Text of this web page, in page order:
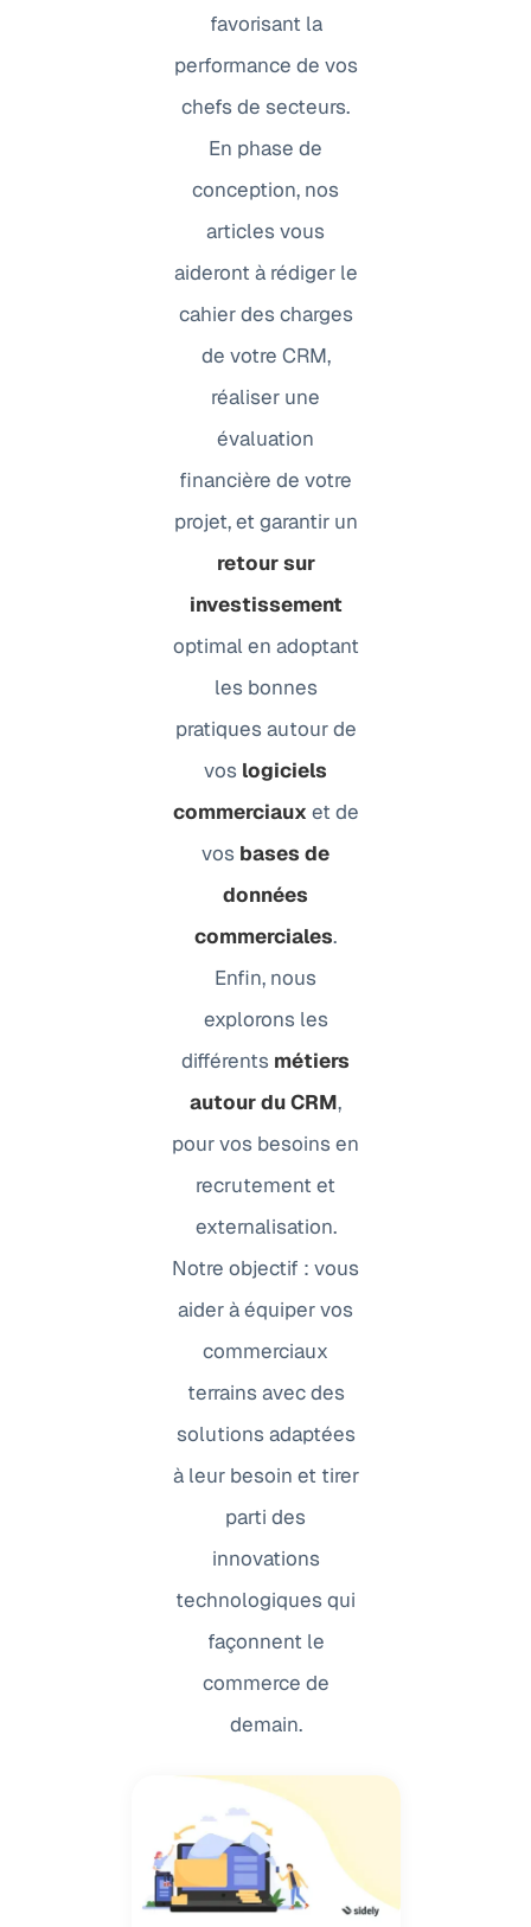
favorisant la
performance de vos
chefs de secteurs.
En phase de
conception, nos
articles vous
aideront à rédiger le
cahier des charges
de votre CRM,
réaliser une
évaluation
financière de votre
projet, et garantir un
retour sur
investissement
optimal en adoptant
les bonnes
pratiques autour de
vos logiciels
commerciaux et de
vos bases de
données
commerciales.
Enfin, nous
explorons les
différents métiers
autour du CRM,
pour vos besoins en
recrutement et
externalisation.
Notre objectif : vous
aider à équiper vos
commerciaux
terrains avec des
solutions adaptées
à leur besoin et tirer
parti des
innovations
technologiques qui
façonnent le
commerce de
demain.